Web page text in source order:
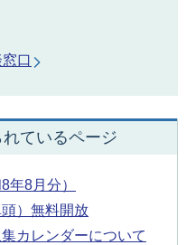
口
ているページ
年8月分）
）無料開放
カレンダーについて